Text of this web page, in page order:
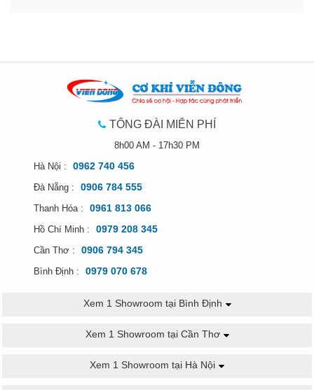
TỔNG ĐÀI MIỄN PHÍ
8h00 AM - 17h30 PM
Hà Nội :
0962 740 456
Đà Nẵng : 0906 784 555
Thanh Hóa : 0961 813 066
Hồ Chí Minh : 0979 208 345
Cần Thơ : 0906 794 345
Bình Định : 0979 070 678
Xem 1 Showroom tại Bình Định
Xem 1 Showroom tại Cần Thơ
Xem 1 Showroom tại Hà Nội